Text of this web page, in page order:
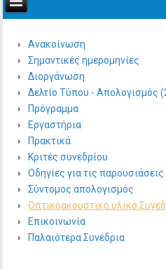
Ανακοίνωση
Σημαντικές ημερομηνίες
Διοργάνωση
Δελτίο Τύπου - Απολογισμός
Πρόγραμμα
Εργαστήρια
Πρακτικά
Κριτές συνεδρίου
Οδηγίες για τις παρουσιάσεις
Σύντομος απολογισμός
Οπτικοακουστικό υλικό
Επικοινωνία
Παλαιότερα Συνέδρια